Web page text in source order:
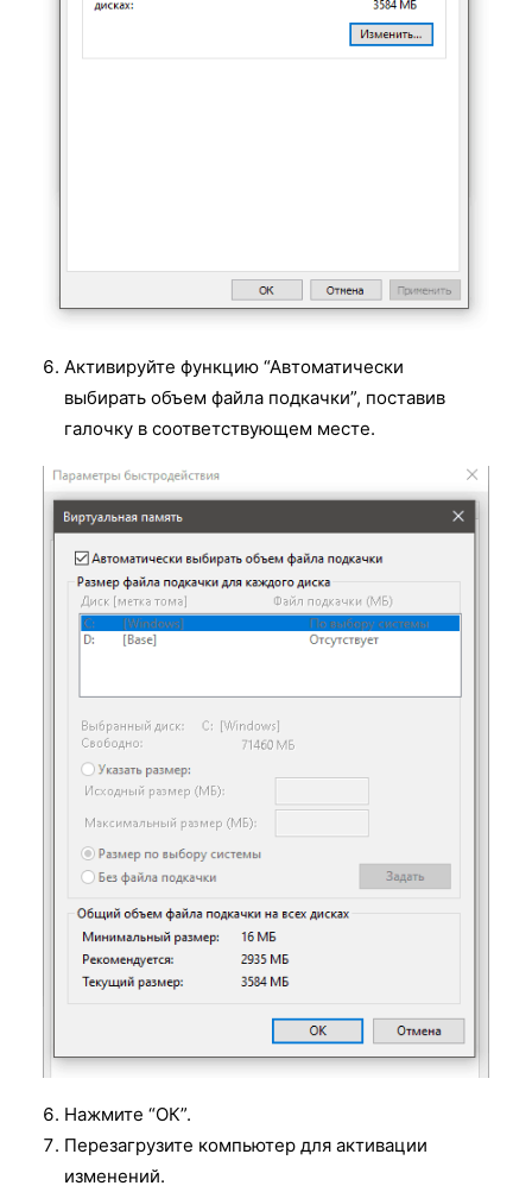
Активируйте функцию “Автоматически
выбирать объем файла подкачки”, поставив
галочку в соответствующем месте.
Нажмите “ОК”.
Перезагрузите компьютер для активации
изменений.